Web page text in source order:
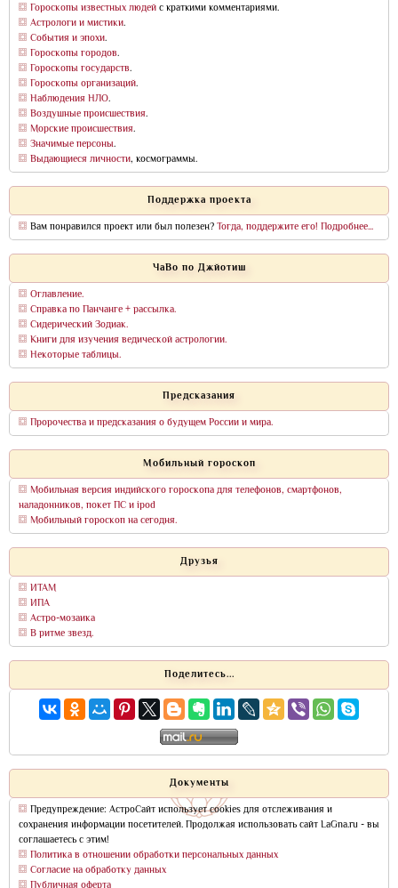
Гороскопы известных людейс краткими комментариями.
Астрологи и мистики.
События и эпохи.
Гороскопы городов.
Гороскопы государств.
Гороскопы организаций.
Наблюдения НЛО.
Воздушные происшествия.
Морские происшествия.
Значимые персоны.
Выдающиеся личности, космограммы.
Поддержка проекта
Вам понравился проект или был полезен?Тогда, поддержите его! Подробнее...
ЧаВо по Джйотиш
Оглавление.
Справка по Панчанге + рассылка.
Сидерический Зодиак.
Книги для изучения ведической астрологии.
Некоторые таблицы.
Предсказания
Пророчества и предсказания о будущем России и мира.
Мобильный гороскоп
Мобильная версия индийского гороскопа для телефонов, смартфонов,
наладонников, покет ПС и ipod
Мобильный гороскоп на сегодня.
Друзья
ИТАМ
ИПА
Астро-мозаика
В ритме звезд.
Поделитесь...
Документы
Предупреждение: АстроСайт использует cookies для отслеживания и
сохранения информации посетителей. Продолжая использовать сайт LaGna.ru - вы
соглашаетесь с этим!
Политика в отношении обработки персональных данных
Согласие на обработку данных